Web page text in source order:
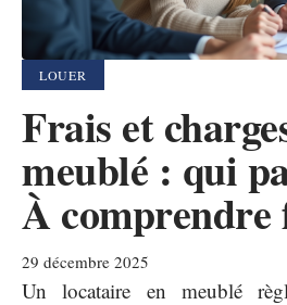
LOUER
Frais et
meublé : qui
À comprendre
29 décembre 2025
Un locataire en meublé